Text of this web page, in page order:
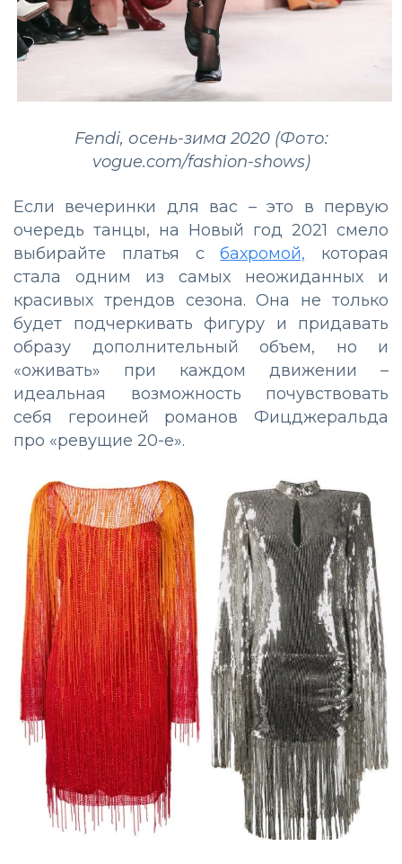
Fendi, осень-зима 2020 (Фото:
vogue.com/fashion-shows)
Если вечеринки для вас – это в первую
очередь танцы, на Новый год 2021 смело
выбирайте платья сбахромой, которая
стала одним из самых неожиданных и
красивых трендов сезона. Она не только
будет подчеркивать фигуру и придавать
образу дополнительный объем, но и
«оживать» при каждом движении –
идеальная возможность почувствовать
себя героиней романов Фицджеральда
про «ревущие 20-е».